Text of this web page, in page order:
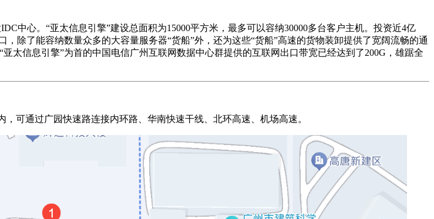
中心。“亚太信息引擎”建设总面积为15000平方米，最多可以容纳30000多台客户主机。投资近4亿
除了能容纳数量众多的大容量服务器“货船”外，还为这些“货船”高速的货物装卸提供了宽阔流畅的通
太信息引擎”为首的中国电信广州互联网数据中心群提供的互联网出口带宽已经达到了200G，雄踞全
可通过广园快速路连接内环路、华南快速干线、北环高速、机场高速。